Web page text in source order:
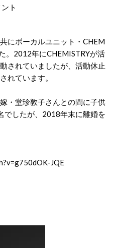
ト
にボーカルユニット・CHEM
。2012年にCHEMISTRYが活
されていましたが、活動休止
れています。
・堂珍敦子さんとの間に子供
でしたが、2018年末に離婚を
JQE